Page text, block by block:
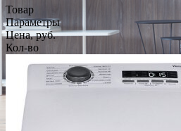
Товар
Параметры
Цена, руб.
Кол-во